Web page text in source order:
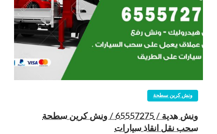
ونش كرين سطحة
ونش هدية / 65557275 / ونش كرين سطحة
سحب نقل انقاذ سيارات